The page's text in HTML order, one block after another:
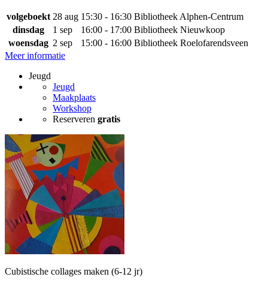
volgeboekt 28 aug 15:30 - 16:30 Bibliotheek Alphen-Centrum
dinsdag
1 sep 16:00 - 17:00 Bibliotheek Nieuwkoop
woensdag 2 sep 15:00 - 16:00 Bibliotheek Roelofarendsveen
Meer informatie
Jeugd
Jeugd
Maakplaats
Workshop
Reserveren gratis
Cubistische collages maken (6-12 jr)